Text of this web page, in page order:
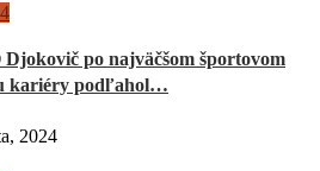
po najväčšom športovom
kariéry podľahol…
2024